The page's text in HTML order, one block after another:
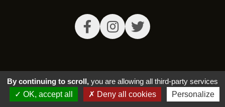
Réalisation Digital Golf Solutions - 2022
By continuing to scroll, you are allowing all third-party services
OK, accept all
Deny all cookies Personalize